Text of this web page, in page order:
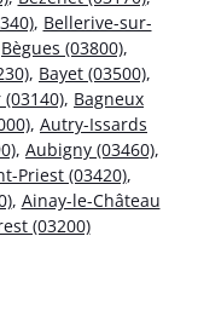
, Bellerive-sur-
Bègues (03800),
, Bayet (03500),
, Bagneux
, Autry-Issards
, Aubigny (03460),
Priest (03420),
, Ainay-le-Château
(03200)